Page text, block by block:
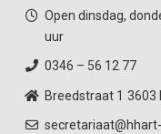
Open dinsdag,
uur
0346 – 56 12 77
Breedstraat 1 3603